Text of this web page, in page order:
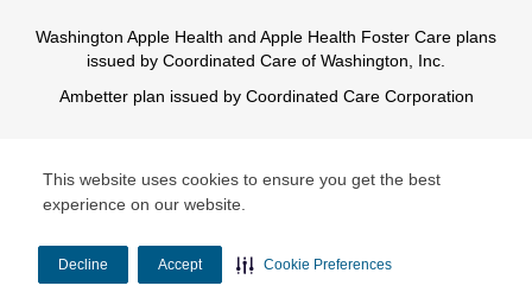
This website uses cookies to ensure you get the best
experience on our website.
Decline Accept Cookie Preferences
Washington Apple Health and Apple Health Foster Care plans
issued by Coordinated Care of Washington, Inc.
Ambetter plan issued by Coordinated Care Corporation